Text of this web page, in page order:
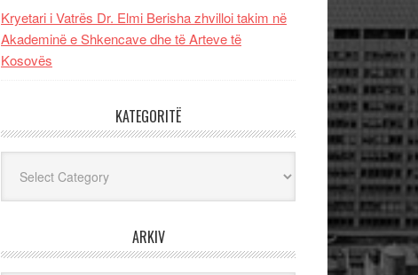
Kryetari i Vatrës Dr. Elmi Berisha zhvilloi takim në
Akademinë e Shkencave dhe të Arteve të
Kosovës
KATEGORITË
ARKIV